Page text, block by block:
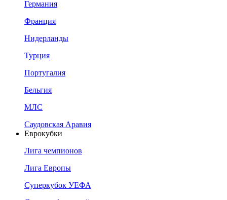
Германия
Франция
Нидерланды
Турция
Португалия
Бельгия
МЛС
Саудовская Аравия
Еврокубки
Лига чемпионов
Лига Европы
Суперкубок УЕФА